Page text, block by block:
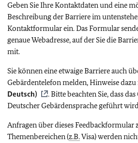
Geben Sie Ihre Kontaktdaten und eine
Beschreibung der Barriere im
Kontaktformular ein. Das Formular
genaue Webadresse, auf der Sie die
mit.
Sie können eine etwaige Barriere auch
Gebärdentelefon melden, Hinweise dazu
Deutsch)
. Bitte beachten Sie, dass
Deutscher Gebärdensprache geführt
Anfragen über dieses Feedbackformular
Themenbereichen (z.B.Visa) werden